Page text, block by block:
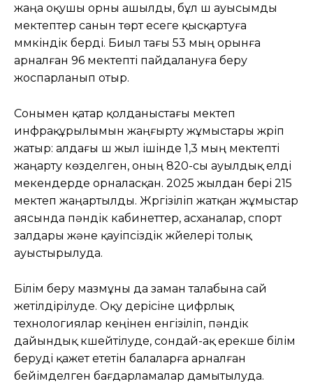
жаңа оқушы орны ашылды, бұл үш ауысымды
мектептер санын төрт есеге қысқартуға
мүмкіндік берді. Биыл тағы 53 мың орынға
арналған 96 мектепті пайдалануға беру
жоспарланып отыр.
Сонымен қатар қолданыстағы мектеп
инфрақұрылымын жаңғырту жұмыстары жүріп
жатыр: алдағы үш жыл ішінде 1,3 мың мектепті
жаңарту көзделген, оның 820-сы ауылдық елді
мекендерде орналасқан. 2025 жылдан бері 215
мектеп жаңартылды. Жүргізіліп жатқан жұмыстар
аясында пәндік кабинеттер, асханалар, спорт
залдары және қауіпсіздік жүйелері толық
ауыстырылуда.
Білім беру мазмұны да заман талабына сай
жетілдірілуде. Оқу үдерісіне цифрлық
технологиялар кеңінен енгізіліп, пәндік
дайындық күшейтілуде, сондай-ақ ерекше білім
беруді қажет ететін балаларға арналған
бейімделген бағдарламалар дамытылуда.